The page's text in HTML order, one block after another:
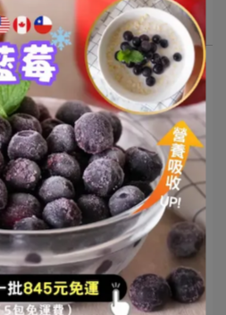
煎炒 鮪魚 早餐
電鍋
魚 中卷 蛋料理
南瓜
蝦子 胡蘿蔔
牛肉
涼拌 菇類
泰式料理
麵料理 簡單料理
燉飯
30分鐘 湯料理
45分鐘
雞肉 氣炸鍋
冰箱常備
經典家常菜 1人份
10分鐘